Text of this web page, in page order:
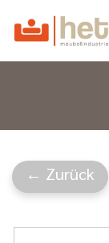
← Zurück